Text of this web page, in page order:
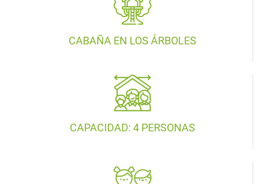
CABAÑA EN LOS ÁRBOLES
CAPACIDAD: 4 PERSONAS